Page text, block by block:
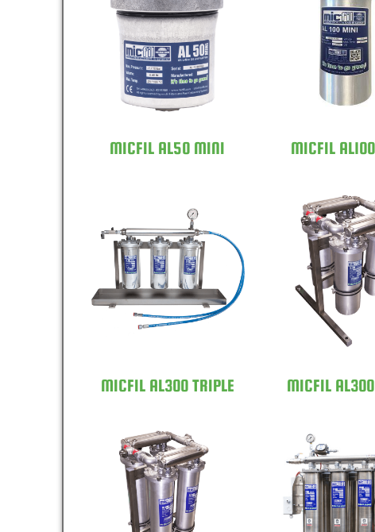
MICFIL AL50 MINI
MICFIL AL50 MINI
MICFIL
MICFIL
MICFIL AL300
TRIPLE
MICFIL AL300 TRIPLE
MICFIL
QUAD
MICFIL
MICFIL AL600
MICFIL